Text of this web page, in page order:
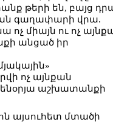
թերի են, բայց
գաղափարի վրա.
ոչ միայն ու ոչ
անցած իր
ոչ այնքան
աշխատանքի
այսուհետ մտածի